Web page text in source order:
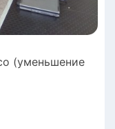
(уменьшение